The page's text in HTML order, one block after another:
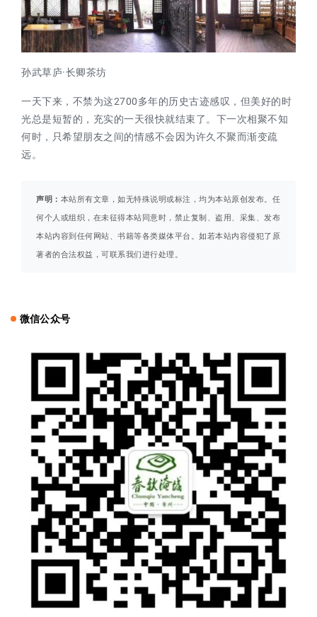
孙武草庐·长卿茶坊
一天下来，不禁为这2700多年的历史古迹感叹，但美好的时
光总是短暂的，充实的一天很快就结束了。下一次相聚不知
何时，只希望朋友之间的情感不会因为许久不聚而渐变疏
远。
声明： 本站所有文章，如无特殊说明或标注，均为本站原创发布。任
何个人或组织，在未征得本站同意时，禁止复制、盗用、采集、发布
本站内容到任何网站、书籍等各类媒体平台。如若本站内容侵犯了原
著者的合法权益，可联系我们进行处理。
微信公众号